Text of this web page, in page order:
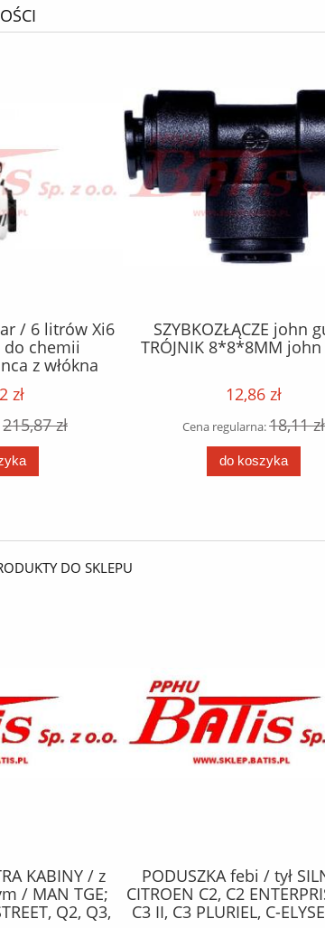
john guest
john guest
zł
18,11 zł
PODNOŚNIK cargo /
LEWAREK
mm / opakowanie 2
77,33 zł
Cena regularna:99,14 zł
do koszyka
DO SKLEPU
tył SILNIKA /
C3 I,
ELYSEE, DS3;
WKŁAD filtron FILTRA
AUDI A1, A1 ALLSTREET,
CARVER, A3, A3